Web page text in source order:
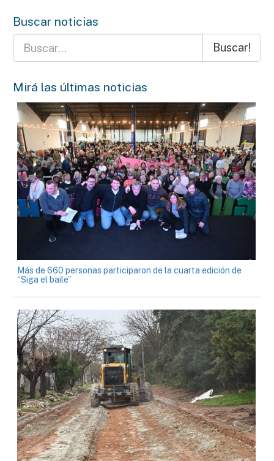
Buscar noticias
Buscar!
Mirá las últimas noticias
Más de 660 personas participaron de la cuarta edición de
“Siga el baile”